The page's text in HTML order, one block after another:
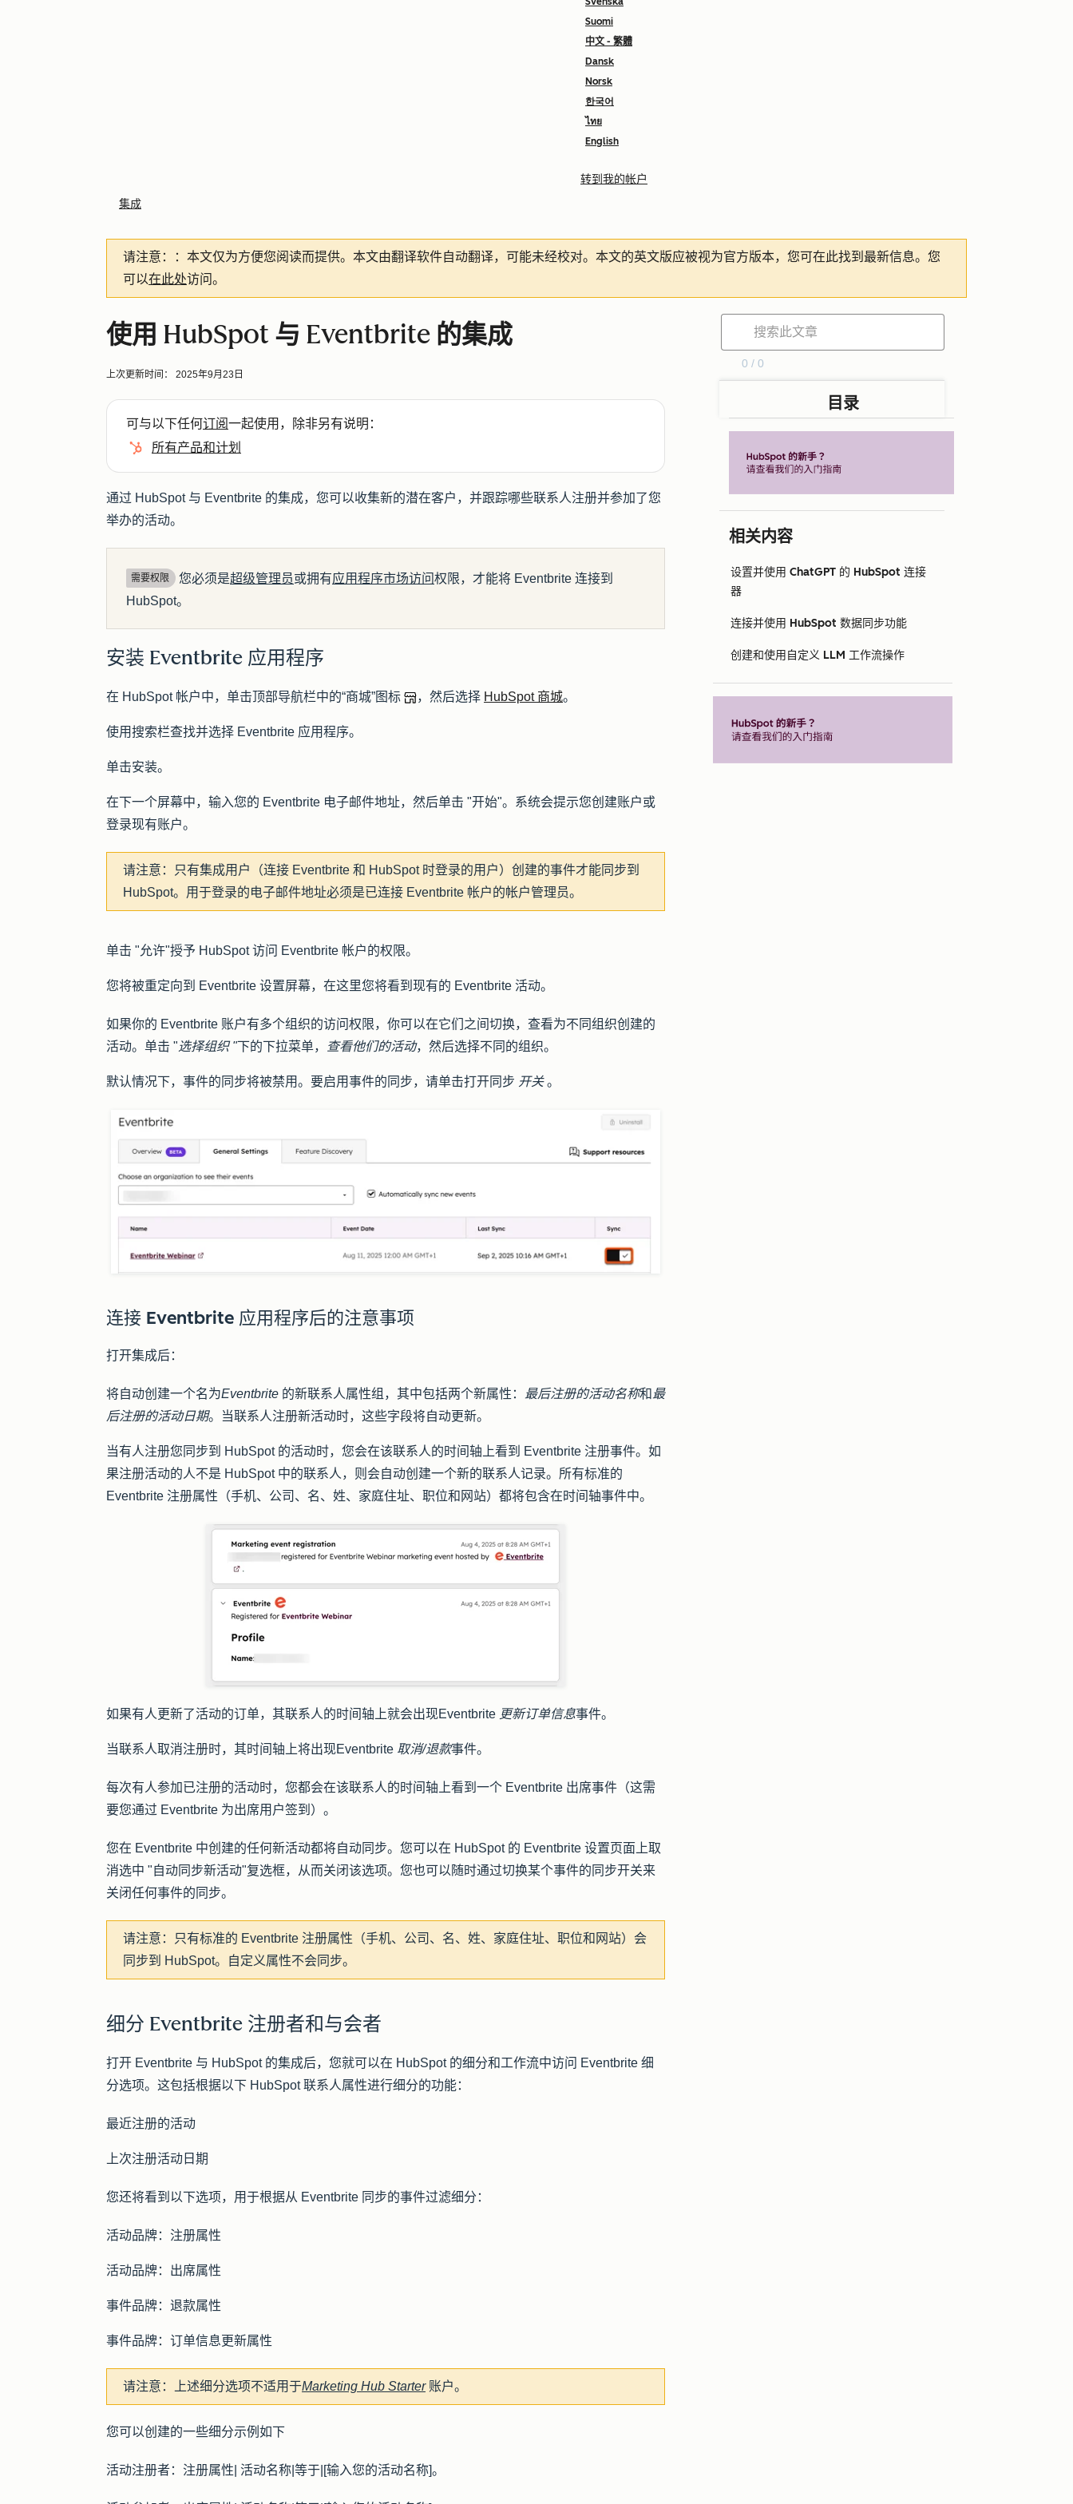
Suomi
中文 - 繁體
Dansk
Norsk
한국어
ไทย
English
转到我的帐户
集成
请注意： ：本文仅为方便您阅读而提供。 本文由翻译软件自动翻译，可能未经校对。本文的英文版应被视为官方版本，您可在此找到最新信息。您
可以在此处访问。
使用 HubSpot 与 Eventbrite 的集成
上次更新时间： 2025年9月23日
可与以下任何订阅一起使用，除非另有说明：
所有产品和计划
通过 HubSpot 与 Eventbrite 的集成，您可以收集新的潜在客户，并跟踪哪些联系人注册并参加了您
举办的活动。
需要权限 您必须是超级管理员或拥有应用程序市场访问权限，才能将 Eventbrite 连接到
HubSpot。
安装 Eventbrite 应用程序
在 HubSpot 帐户中，单击顶部导航栏中的“商城”图标 ，然后选择 HubSpot 商城。
使用搜索栏查找并选择 Eventbrite 应用程序。
单击安装。
在下一个屏幕中，输入您的 Eventbrite 电子邮件地址，然后单击 "开始"。系统会提示您创建账户或
登录现有账户。
请注意：
只有集成用户（连接 Eventbrite 和 HubSpot 时登录的用户）创建的事件才能同步到
HubSpot。用于登录的电子邮件地址必须是已连接 Eventbrite 帐户的帐户管理员。
单击 "允许"授予 HubSpot 访问 Eventbrite 帐户的权限。
您将被重定向到 Eventbrite 设置屏幕，在这里您将看到现有的 Eventbrite 活动。
如果你的 Eventbrite 账户有多个组织的访问权限，你可以在它们之间切换，查看为不同组织创建的
活动。单击 "选择组织 "下的下拉菜单， 查看他们的活动，然后选择不同的组织。
默认情况下，事件的同步将被禁用。要启用事件的同步，请单击打开同步 开关。
连接 Eventbrite 应用程序后的注意事项
打开集成后：
将自动创建一个名为Eventbrite 的新联系人属性组，其中包括两个新属性： 最后注册的活动名称和最
后注册的活动日期。当联系人注册新活动时，这些字段将自动更新。
当有人注册您同步到 HubSpot 的活动时，您会在该联系人的时间轴上看到 Eventbrite 注册事件。如
果注册活动的人不是 HubSpot 中的联系人，则会自动创建一个新的联系人记录。所有标准的
Eventbrite 注册属性（手机、公司、名、姓、家庭住址、职位和网站）都将包含在时间轴事件中。
如果有人更新了活动的订单，其联系人的时间轴上就会出现Eventbrite 更新订单信息事件。
当联系人取消注册时，其时间轴上将出现Eventbrite 取消/退款事件。
每次有人参加已注册的活动时，您都会在该联系人的时间轴上看到一个 Eventbrite 出席事件（这需
要您通过 Eventbrite 为出席用户签到）。
您在 Eventbrite 中创建的任何新活动都将自动同步。您可以在 HubSpot 的 Eventbrite 设置页面上取
消选中 "自动同步新活动"复选框，从而关闭该选项。您也可以随时通过切换某个事件的 同步开关来
关闭任何事件的 同步。
请注意：
只有标准的 Eventbrite 注册属性（手机、公司、名、姓、家庭住址、职位和网站）会
同步到 HubSpot。自定义属性不会同步。
细分 Eventbrite 注册者和与会者
打开 Eventbrite 与 HubSpot 的集成后，您就可以在 HubSpot 的细分和工作流中访问 Eventbrite 细
分选项。这包括根据以下 HubSpot 联系人属性进行细分的功能：
最近注册的活动
上次注册活动日期
您还将看到以下选项，用于根据从 Eventbrite 同步的事件过滤细分：
活动品牌：注册属性
活动品牌：出席属性
事件品牌：退款属性
事件品牌：订单信息更新属性
请注意： 上述细分选项不适用于Marketing Hub Starter账户。
您可以创建的一些细分示例如下
活动注册者： 注册属性 | 活动名称 等于 [输入您的活动名称]。
0 / 0
目录
相关内容
设置并使用 ChatGPT 的 HubSpot 连接
器
连接并使用 HubSpot 数据同步功能
创建和使用自定义 LLM 工作流操作